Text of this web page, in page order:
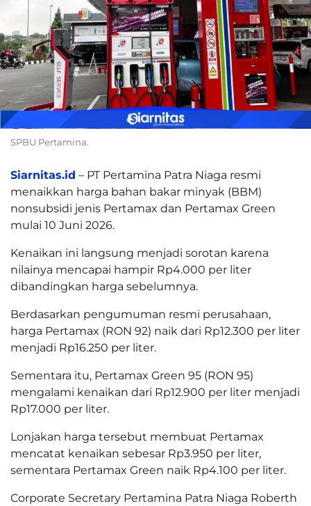
SPBU Pertamina.
Siarnitas.id – PT Pertamina Patra Niaga resmi
menaikkan harga bahan bakar minyak (BBM)
nonsubsidi jenis Pertamax dan Pertamax Green
mulai 10 Juni 2026.
Kenaikan ini langsung menjadi sorotan karena
nilainya mencapai hampir Rp4.000 per liter
dibandingkan harga sebelumnya.
Berdasarkan pengumuman resmi perusahaan,
harga Pertamax (RON 92) naik dari Rp12.300 per liter
menjadi Rp16.250 per liter.
Sementara itu, Pertamax Green 95 (RON 95)
mengalami kenaikan dari Rp12.900 per liter menjadi
Rp17.000 per liter.
Lonjakan harga tersebut membuat Pertamax
mencatat kenaikan sebesar Rp3.950 per liter,
sementara Pertamax Green naik Rp4.100 per liter.
Corporate Secretary Pertamina Patra Niaga Roberth